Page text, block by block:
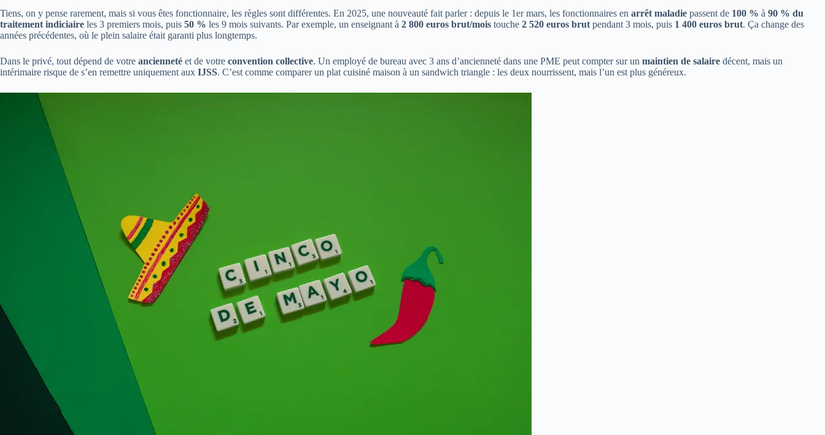
Tiens, on y pense rarement, mais si vous êtes fonctionnaire, les règles sont différentes. En 2025, une nouveauté fait parler : depuis le 1er mars, les fonctionnaires en arrêt maladie passent de 100 % à 90 % du
traitement indiciaire les 3 premiers mois, puis 50 % les 9 mois suivants. Par exemple, un enseignant à 2 800 euros brut/mois touche 2 520 euros brut pendant 3 mois, puis 1 400 euros brut. Ça change des
années précédentes, où le plein salaire était garanti plus longtemps.
Dans le privé, tout dépend de votre ancienneté et de votre convention collective. Un employé de bureau avec 3 ans d’ancienneté dans une PME peut compter sur un maintien de salaire décent, mais un
intérimaire risque de s’en remettre uniquement aux IJSS. C’est comme comparer un plat cuisiné maison à un sandwich triangle : les deux nourrissent, mais l’un est plus généreux.